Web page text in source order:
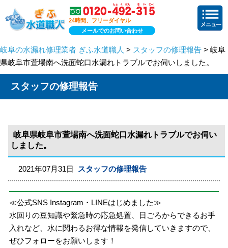
24時間、フリーダイヤル
メールでのお問い合わせ
岐阜の水漏れ修理業者 ぎふ水道職人 > スタッフの修理報告 > 岐阜
県岐阜市萱場南へ洗面蛇口水漏れトラブルでお伺いしました。
スタッフの修理報告
岐阜県岐阜市萱場南へ洗面蛇口水漏れトラブルでお伺い
しました。
2021年07月31日 スタッフの修理報告
≪公式SNS Instagram・LINEはじめました≫
水回りの豆知識や緊急時の応急処置、日ごろからできるお手
入れなど、水に関わるお得な情報を発信していきますので、
ぜひフォローをお願いします！